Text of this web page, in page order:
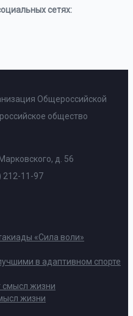
сетях:
Общероссийской
общество
д. 56
212-11-97
«Сила воли»
в адаптивном спорте
жизни